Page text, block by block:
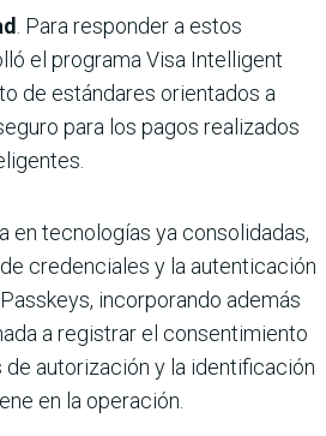
. Para responder a estos
el programa Visa Intelligent
de estándares orientados a
para los pagos realizados
en tecnologías ya consolidadas,
credenciales y la autenticación
incorporando además
a registrar el consentimiento
de autorización y la identificación
en la operación.